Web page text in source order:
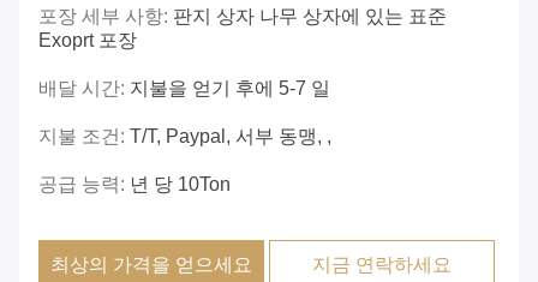
포장 세부 사항: 판지 상자 나무 상자에 있는 표준
Exoprt 포장
배달 시간: 지불을 얻기 후에 5-7 일
지불 조건: T/T, Paypal, 서부 동맹, ,
공급 능력: 년 당 10Ton
최상의 가격을 얻으세요 지금 연락하세요